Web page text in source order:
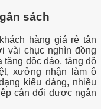
sách
hàng giá rẻ tận
vài chục nghìn đồng
tặng độc đáo, tăng độ
xưởng nhận làm ô
kiểu dáng, nhiều
cân đối được ngân